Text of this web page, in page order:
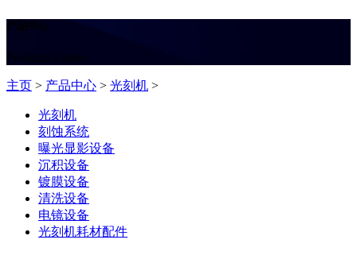
产品中心
Products Center
主页 > 产品中心 > 光刻机 >
光刻机
刻蚀系统
曝光显影设备
沉积设备
镀膜设备
清洗设备
电镜设备
光刻机耗材配件